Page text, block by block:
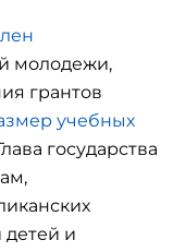
молодежи,
грантов
учебных
государства
и